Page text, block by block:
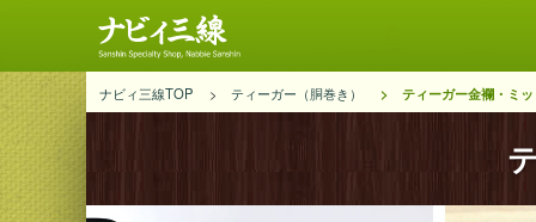
ナビィ三線TOP ティーガー（胴巻き） ティーガー金襴・ミ